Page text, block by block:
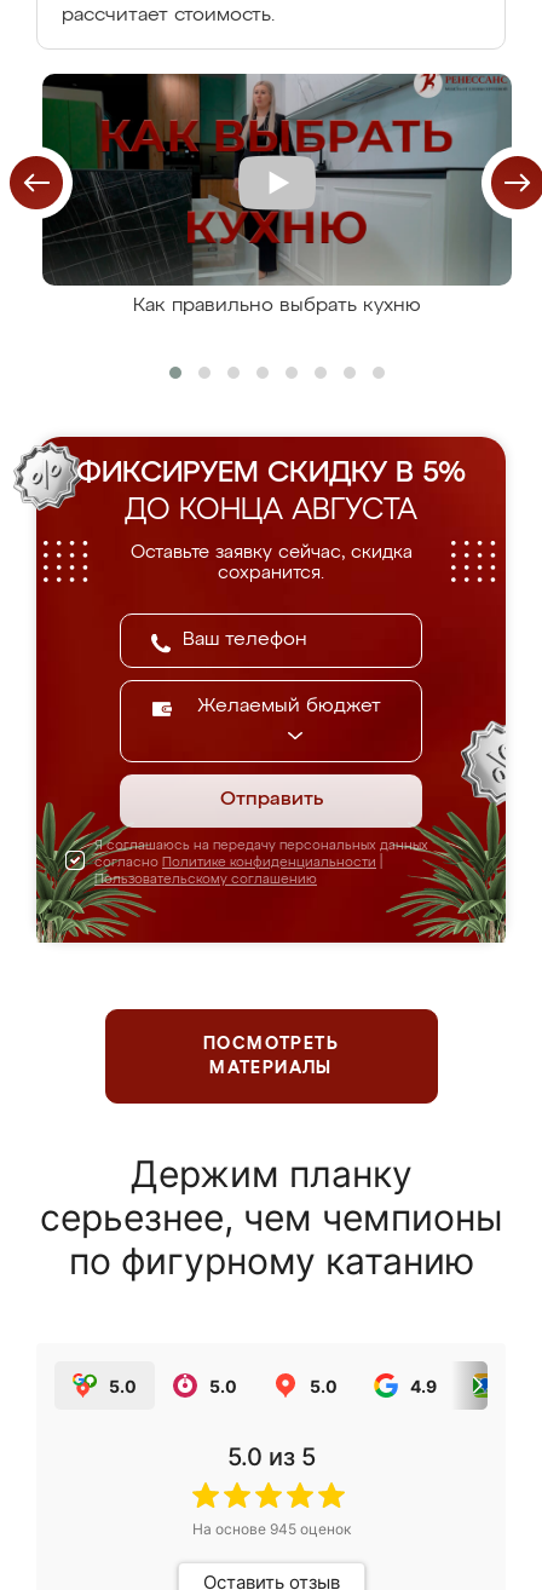
рассчитает стоимость.
Как правильно выбрать кухню
ФИКСИРУЕМ СКИДКУ В 5%
ДО КОНЦА АВГУСТА
Оставьте заявку сейчас, скидка
сохранится.
Желаемый бюджет
Отправить
Я соглашаюсь на передачу персональных данных
согласно Политике конфиденциальности
Пользовательскому соглашению
ПОСМОТРЕТЬ
МАТЕРИАЛЫ
Держим планку
серьезнее, чем чемпионы
по фигурному катанию
5.0 5.0 5.0 4.9
5.0 из 5
На основе 945оценок
Оставить отзыв